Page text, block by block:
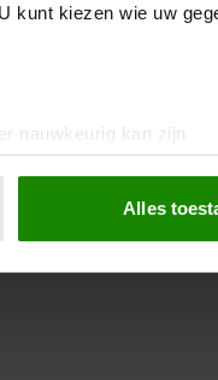
kunt kiezen wie uw
nauwkeurig kan zijn
(fingerprinting)
social media te
Alles